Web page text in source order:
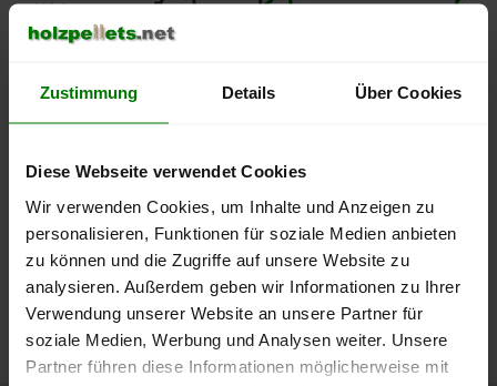
Zustimmung Details Über Cookies
Diese Webseite verwendet Cookies
Wir verwenden Cookies, um Inhalte und Anzeigen zu
personalisieren, Funktionen für soziale Medien anbieten
zu können und die Zugriffe auf unsere Website zu
analysieren. Außerdem geben wir Informationen zu Ihrer
Verwendung unserer Website an unsere Partner für
soziale Medien, Werbung und Analysen weiter. Unsere
Partner führen diese Informationen möglicherweise mit
lose Ware Sackware
September
Januar
400 €
Die aktuelle Preisentwicklung für Holzpellets in Deutschland
können Sie jederzeit auf unsererPelletspreise-Seite
nachvollziehen.